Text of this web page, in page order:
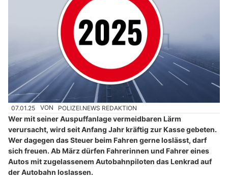
07.01.25 VON POLIZEI.NEWS REDAKTION
Wer mit seiner Auspuffanlage vermeidbaren Lärm
verursacht, wird seit Anfang Jahr kräftig zur Kasse gebeten.
Wer dagegen das Steuer beim Fahren gerne loslässt, darf
sich freuen. Ab März dürfen Fahrerinnen und Fahrer eines
Autos mit zugelassenem Autobahnpiloten das Lenkrad auf
der Autobahn loslassen.